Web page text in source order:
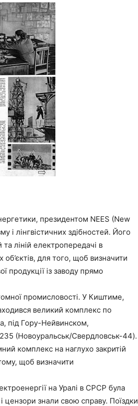
президентом NEES (New
і лінгвістичних здібностей. Його
ліній електропередачі в
для того, щоб визначити
продукції із заводу прямо
промисловості. У Киштиме,
великий комплекс по
під Гору-Нейвинском,
(Новоуральськ/Свердловськ-44).
комплекс на наглухо закритій
щоб визначити
на Уралі в СРСР була
цензори знали свою справу. Поїздки